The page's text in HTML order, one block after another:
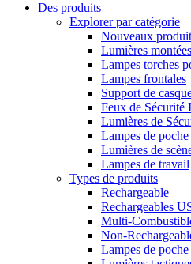
Des produits
Explorer par catégorie
Nouveaux
Lumières
Lampes torches
Lampes frontales
Support de
Feux de Sécurité
Lumières de
Lampes de
Lumières de
Lampes de travail
Types de produits
Rechargeable
Rechargeables
Multi-
Non-
Lampes de